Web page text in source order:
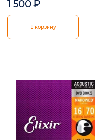
1 500 ₽
В корзину